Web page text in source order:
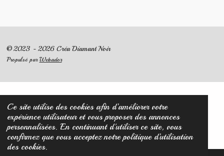
Ce site utilise des cookies afin d’améliorer votre
expérience utilisateur et vous proposer des annonces
personnalisées. En continuant d'utiliser ce site, vous
confirmez que vous acceptez notre politique d’utilisation
des cookies.
© 2023 - 2026 Créa Diamant Noir
Propulsé par Webador